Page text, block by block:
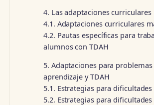
4. Las adaptaciones curriculares
4.1. Adaptaciones curriculares
4.2. Pautas específicas para
alumnos con TDAH
5. Adaptaciones para problemas
aprendizaje y TDAH
5.1. Estrategias para
5.2. Estrategias para